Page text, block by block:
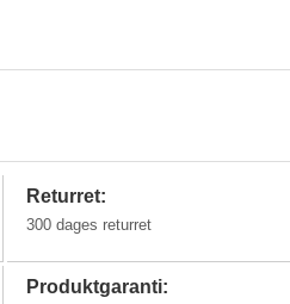
Returret:
300 dages returret
Produktgaranti: